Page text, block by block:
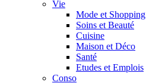
Vie
Mode et Shopping
Soins et Beauté
Cuisine
Maison et Déco
Santé
Etudes et Emplois
Conso